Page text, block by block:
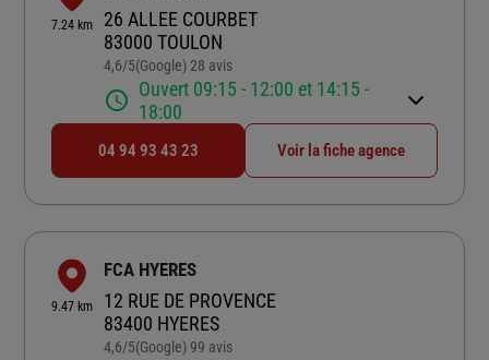
7.24 km
26 ALLEE COURBET
83000 TOULON
4,6/5Note de 4.6 sur 5
(Google) 28 avis
Ouvert 09:15 - 12:00 et 14:15 -
18:00
04 94 93 43 23 Voir la fiche agence
9.47 km
FCA HYERES
12 RUE DE PROVENCE
83400 HYERES
4,6/5Note de 4.6 sur 5
(Google) 99 avis